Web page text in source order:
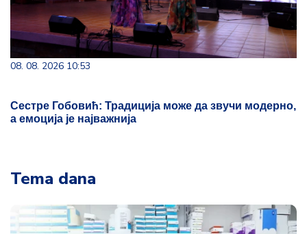
08. 08. 2026 10:53
Сестре Гобовић: Традиција може да звучи модерно,
а емоција је најважнија
Tema dana